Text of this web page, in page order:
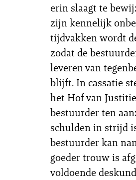
erin slaagt te
zijn kennelijk
tijdvakken wordt
zodat de
leveren van
blijft. In cassatie
het Hof van
bestuurder ten
schulden in strijd
bestuurder kan
goeder trouw is
voldoende